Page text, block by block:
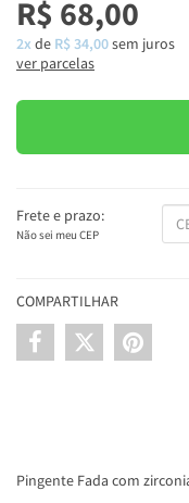
R$ 68,00
2x de R$ 34,00sem juros
ver parcelas
Frete e prazo:
Não sei meu CEP
COMPARTILHAR
Pingente Fada com